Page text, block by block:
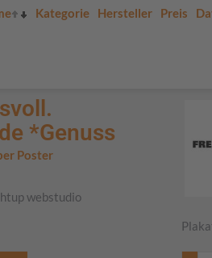
Kategorie Hersteller Preis
*Genuss
Poster
webstudio